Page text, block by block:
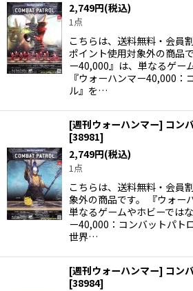
2,749円(税込)
1点
こちらは、送料無料・会員
ポイント使用対象外の商品
ー40,000』は、単なるゲー
『ウォーハンマー40,000：
ル』を…
[週刊ウォーハンマー] コン
[38981]
2,749円(税込)
1点
こちらは、送料無料・会員
象外の商品です。 『ウォー
単なるゲームやホビーでは
ー40,000：コンバットパト
世界…
[週刊ウォーハンマー] コン
[38984]